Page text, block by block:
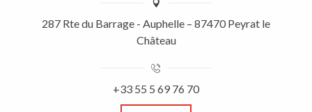
287 Rte du Barrage - Auphelle – 87470 Peyrat le
Château
+33 55 5 69 76 70